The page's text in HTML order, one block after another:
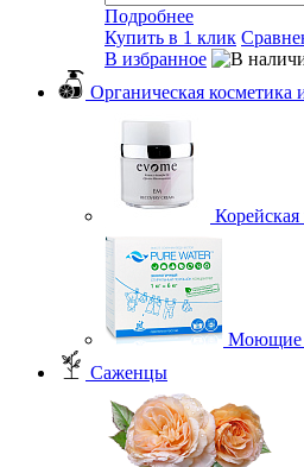
Подробнее
Купить в 1 клик
В избранное
Органическая косметика
Корейская
Моющие
Саженцы